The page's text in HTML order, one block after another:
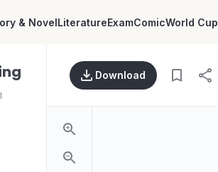
& NovelLiteratureExamComicWorld Cup
Download